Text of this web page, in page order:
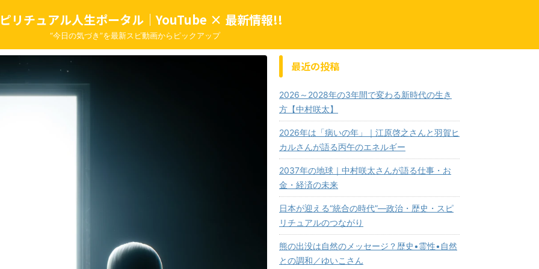
リチュアル人生ポータル｜YouTube × 最新情報!!
“今日の気づき”を最新スピ動画からピックアップ
最近の投稿
2026～2028年の3年間で変わる新時代の生き
方【中村咲太】
2026年は「病いの年」｜江原啓之さんと羽賀ヒ
カルさんが語る丙午のエネルギー
2037年の地球｜中村咲太さんが語る仕事・お
金・経済の未来
日本が迎える“統合の時代”—政治・歴史・スピ
リチュアルのつながり
熊の出没は自然のメッセージ？歴史•霊性•自然
との調和／ゆいこさん